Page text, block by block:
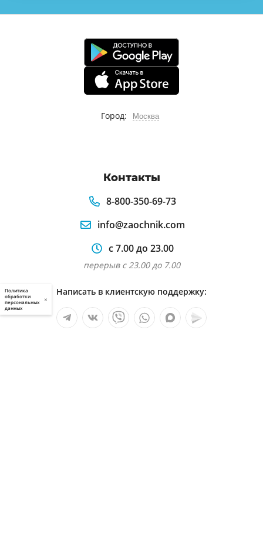
Город: Москва
Контакты
8-800-350-69-73
info@zaochnik.com
с 7.00 до 23.00
перерыв с 23.00 до 7.00
Написать в клиентскую поддержку:
Политика
обработки
персональных
данных
×